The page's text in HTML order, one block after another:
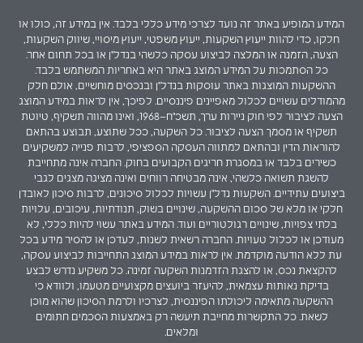
המידע המופיע באתר זה נועד לצרכי מידע כללי בלבד. אין במידע זה, כולו או
חלקו, כדי להוות ייעוץ השקעות, ייעוץ משפטי, ייעוץ מיסויי, שיווק השקעות,
הצעה, הזמנה או המלצה לביצוע עסקה כלשהי בנדל"ן או בכל תחום אחר.
כל הסתמכות על המידע המוצג באתר היא באחריות המשתמש בלבד.
ההשקעות המוצגות באתר עוסקות בנדל"ן ובנכסים מוחשיים, אולם חלק
מהמודלים עשויים לכלול מאפיינים פיננסיים. לפיכך, אין לראות במידע המוצג
הצעה לציבור לפי חוק ניירות ערך, תשכ"ח–1968, ואינו מהווה תשקיף, טיוטת
תשקיף או מסמך הצעה לציבור. כל השקעה, ככל שתוצע, תבוצע בהתאם
להוראות הדין ובהתאם למתווה העסקה הספציפי, לרבות פנייה למשקיעים
כשירים בלבד או במסגרת חריגים הקבועים בחוק. החברה אינה מתחייבת
להשגת תשואה כלשהי, אינה מבטיחה רווחים ואינה מציגה מצגים לגבי
ביצועים עתידיים. השקעות נדל"ן עשויות לכלול סיכונים, לרבות סיכון לאובדן
חלקי או מלא של סכום ההשקעה, שינויים בשוק, תנודתיות, עיכובים, עלויות
בלתי צפויות, שינויים רגולטוריים ועוד. המידע באתר עשוי להיות כללי, לא
מעודכן או לכלול טעויות. החברה רשאית לשנות, לעדכן או להסיר מידע בכל
עת ללא הודעה מוקדמת. אין לראות במידע המוצג התחייבות לביצוע עסקה,
להקצאת נכס, או להצגת הזדמנות השקעה זמינה. כל משקיע נדרש לבצע
בדיקת נאותות עצמאית, להיעזר ביועצים מקצועיים מטעמו, ולוודא כי
ההשקעה מתאימה ליכולתו הפיננסית, לצרכיו ולרמת הסיכון שהוא מוכן
לשאת. כל התקשרות מחייבת תיעשה רק באמצעות הסכמים חתומים
ומלאים.